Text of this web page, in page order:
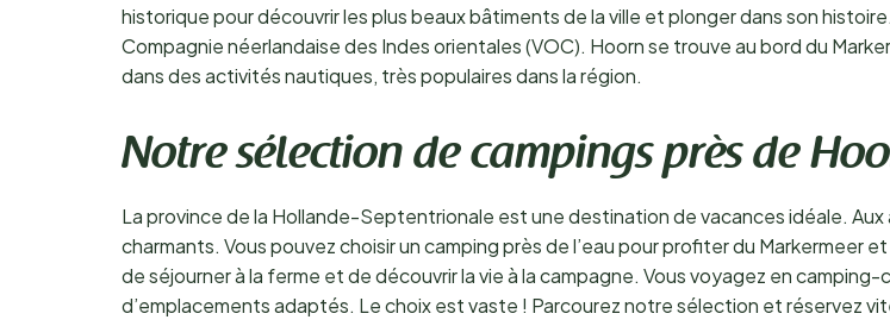
historique pour découvrir les plus beaux bâtiments de la ville et plonger dans son
Compagnie néerlandaise des Indes orientales (VOC). Hoorn se trouve au bord du
dans des activités nautiques, très populaires dans la région.
Notre sélection de campings près de
La province de la Hollande-Septentrionale est une destination de vacances idéale.
charmants. Vous pouvez choisir un camping près de l’eau pour profiter du Markermeer
de séjourner à la ferme et de découvrir la vie à la campagne. Vous voyagez en
d’emplacements adaptés. Le choix est vaste ! Parcourez notre sélection et réservez